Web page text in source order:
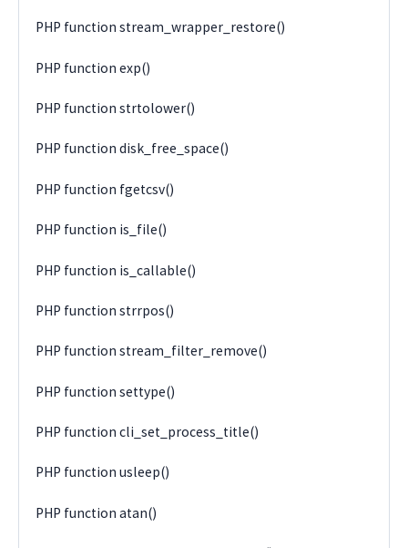
PHP function stream_wrapper_restore()
PHP function exp()
PHP function strtolower()
PHP function disk_free_space()
PHP function fgetcsv()
PHP function is_file()
PHP function is_callable()
PHP function strrpos()
PHP function stream_filter_remove()
PHP function settype()
PHP function cli_set_process_title()
PHP function usleep()
PHP function atan()